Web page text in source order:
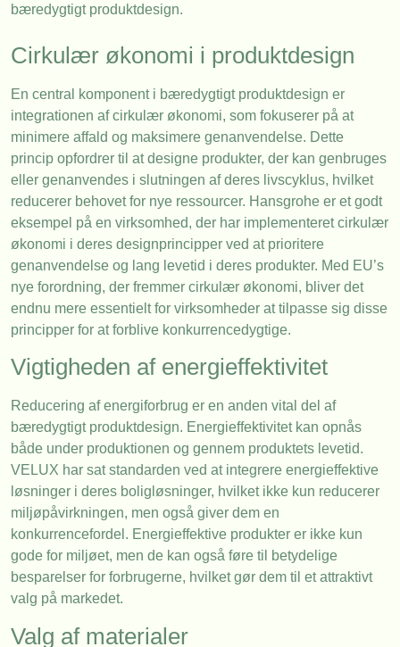
bæredygtigt produktdesign.
Cirkulær økonomi i produktdesign
En central komponent i bæredygtigt produktdesign er
integrationen af cirkulær økonomi, som fokuserer på at
minimere affald og maksimere genanvendelse. Dette
princip opfordrer til at designe produkter, der kan genbruges
eller genanvendes i slutningen af deres livscyklus, hvilket
reducerer behovet for nye ressourcer. Hansgrohe er et godt
eksempel på en virksomhed, der har implementeret cirkulær
økonomi i deres designprincipper ved at prioritere
genanvendelse og lang levetid i deres produkter. Med EU’s
nye forordning, der fremmer cirkulær økonomi, bliver det
endnu mere essentielt for virksomheder at tilpasse sig disse
principper for at forblive konkurrencedygtige.
Vigtigheden af energieffektivitet
Reducering af energiforbrug er en anden vital del af
bæredygtigt produktdesign. Energieffektivitet kan opnås
både under produktionen og gennem produktets levetid.
VELUX har sat standarden ved at integrere energieffektive
løsninger i deres boligløsninger, hvilket ikke kun reducerer
miljøpåvirkningen, men også giver dem en
konkurrencefordel. Energieffektive produkter er ikke kun
gode for miljøet, men de kan også føre til betydelige
besparelser for forbrugerne, hvilket gør dem til et attraktivt
valg på markedet.
Valg af materialer